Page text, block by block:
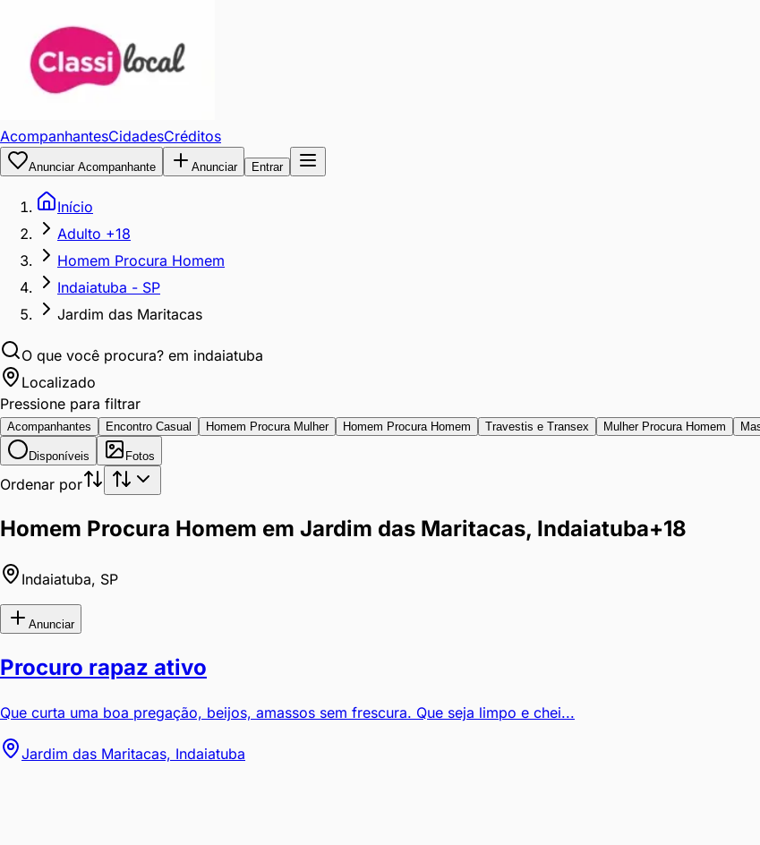
AcompanhantesCidadesCréditos
Anunciar Acompanhante Anunciar Entrar
Início
Adulto +18
Homem Procura Homem
Indaiatuba - SP
Jardim das Maritacas
O que você procura? em indaiatuba
Localizado
Pressione para filtrar
Acompanhantes Encontro Casual Homem Procura Mulher Homem Procura Homem Travestis e Transex Mulher Procura Homem
Disponíveis Fotos
Ordenar por
Homem Procura Homem em Jardim das Maritacas, Indaiatuba+18
Indaiatuba, SP
Anunciar
Procuro rapaz ativo
Que curta uma boa pregação, beijos, amassos sem frescura. Que seja limpo e chei...
Jardim das Maritacas, Indaiatuba